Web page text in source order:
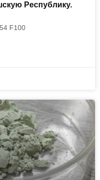
Республику.
F100